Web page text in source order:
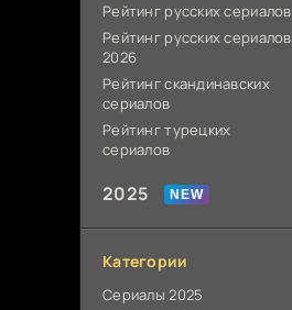
Рейтинг русских сериалов
Рейтинг русских сериалов
2026
Рейтинг скандинавских
сериалов
Рейтинг турецких
сериалов
2025
Категории
Сериалы 2025